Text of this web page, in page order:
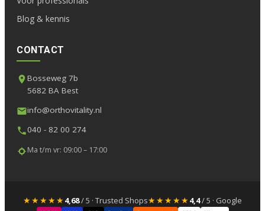
Blog & kennis
CONTACT
Bosseweg 7b
5682 BA Best
info@orthovitality.nl
040 - 82 00 274
Ma t/m vr: 09:00 – 17:00
★★★★★4,68/ 5 · Trusted Shops★★★★★4,4/ 5 · Google